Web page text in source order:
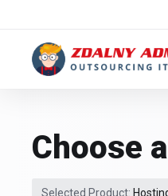
Choose
Selected Product: